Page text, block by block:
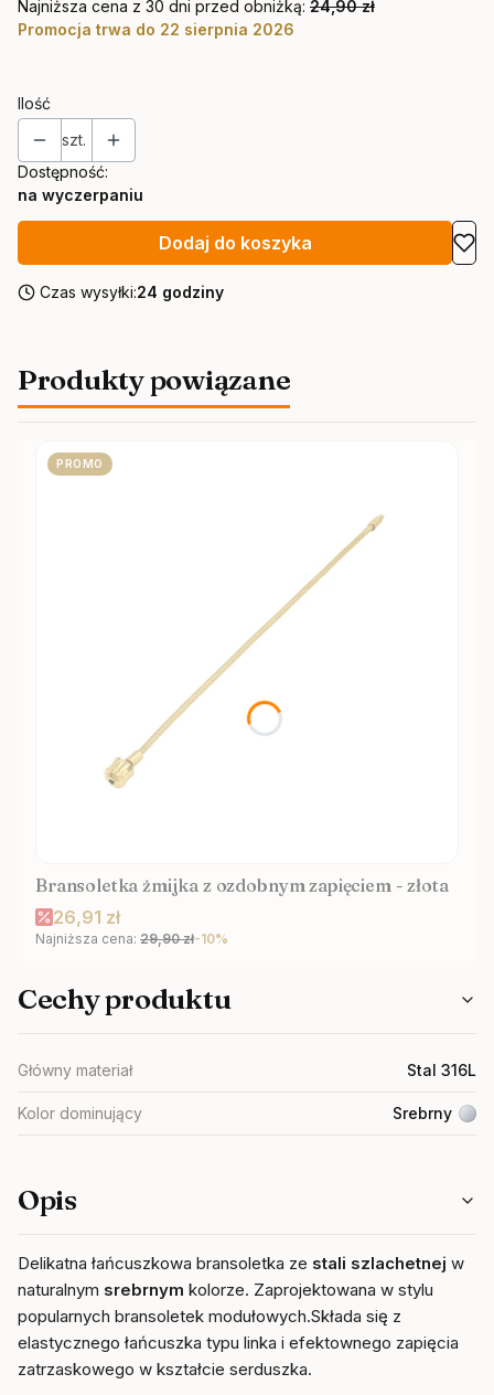
Najniższa cena z 30 dni przed obniżką: 24,90 zł
Promocja trwa do 22 sierpnia 2026
Ilość
szt.
Dostępność:
na wyczerpaniu
Dodaj do koszyka
Czas wysyłki:24 godziny
Produkty powiązane
PROMO
Bransoletka żmijka z ozdobnym zapięciem - złota
Cena promocyjna
26,91 zł
Najniższa cena: 29,90 zł-10%
Cechy produktu
Główny materiał Stal 316L
Kolor dominujący Srebrny
Opis
Delikatna łańcuszkowa bransoletka ze stali szlachetnej w
naturalnym srebrnym kolorze. Zaprojektowana w stylu
popularnych bransoletek modułowych.Składa się z
elastycznego łańcuszka typu linka i efektownego zapięcia
zatrzaskowego w kształcie serduszka.